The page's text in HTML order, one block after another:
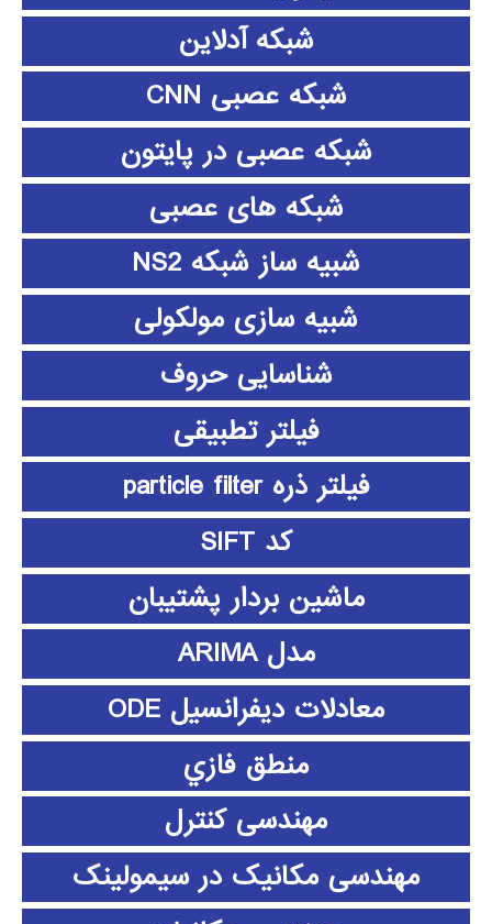
شبکه آدلاین
شبکه عصبی CNN
شبکه عصبی در پایتون
شبکه های عصبی
شبیه ساز شبکه NS2
شبیه سازی مولکولی
شناسایی حروف
فیلتر تطبیقی
فیلتر ذره particle filter
کد SIFT
ماشین بردار پشتیبان
مدل ARIMA
معادلات دیفرانسیل ODE
منطق فازي
مهندسی کنترل
مهندسی مکانیک در سیمولینک